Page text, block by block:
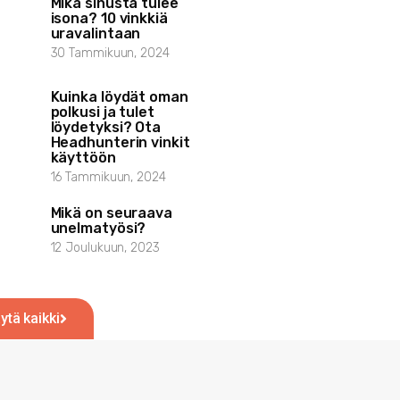
isona? 10 vinkkiä
uravalintaan
30 Tammikuun, 2024
Kuinka löydät oman
polkusi ja tulet
löydetyksi? Ota
Headhunterin vinkit
käyttöön
16 Tammikuun, 2024
Mikä on seuraava
unelmatyösi?
12 Joulukuun, 2023
kaikki